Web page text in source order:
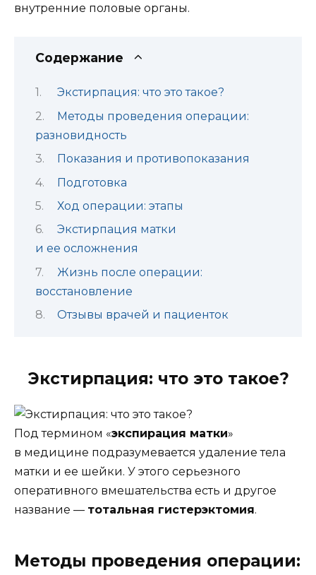
внутренние половые органы.
Содержание
Экстирпация: что это такое?
Методы проведения операции:
разновидность
Показания и противопоказания
Подготовка
Ход операции: этапы
Экстирпация матки
и ее осложнения
Жизнь после операции:
восстановление
Отзывы врачей и пациенток
Экстирпация: что это такое?
Под термином «экспирация матки»
в медицине подразумевается удаление тела
матки и ее шейки. У этого серьезного
оперативного вмешательства есть и другое
название — тотальная гистерэктомия.
Методы проведения операции: